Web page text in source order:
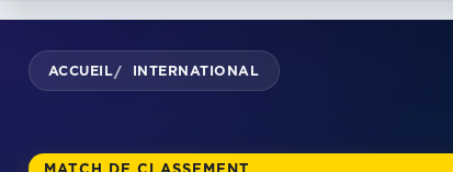
ACCUEIL/ INTERNATIONAL
MATCH DE CLASSEMENT